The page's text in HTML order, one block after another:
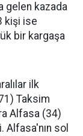
gelen kazada
kişi ise
bir kargaşa
ilk
Taksim
Alfasa (34)
sol